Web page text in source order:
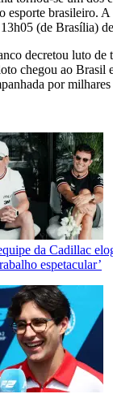
esporte brasileiro.
(de Brasília)
decretou luto de
chegou ao Brasil
por milhares
da Cadillac
espetacular’